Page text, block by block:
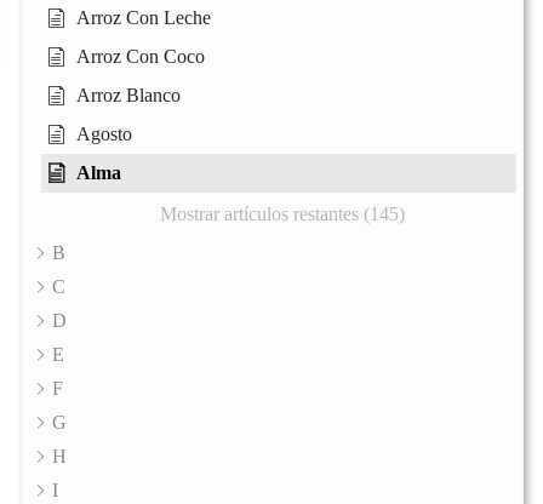
Arroz Con Leche
Arroz Con Coco
Arroz Blanco
Agosto
Alma
Mostrar artículos restantes (145)
B
C
D
E
F
G
H
I